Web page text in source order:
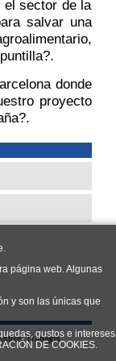
página web. Algunas
y son las únicas que
gustos e intereses
DE COOKIES.
sector de la
salvar una
donde
proyecto
Trabajos